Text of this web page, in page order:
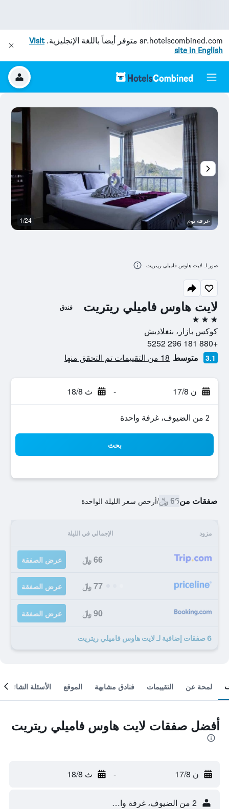
ar.hotelscombined.com متوفر أيضاً باللغة الإنجليزية.Visit
site in English
لايت هاوس فاميلي ريتريت فندق
3 نجوم
كوكس بازار، بنغلاديش
+880 181 296 5252
3.1 متوسط 18 من التقييمات تم التحقق منها
ن 17/8 - ث 18/8
2 من الضيوف، غرفة واحدة
بحث
صفقات من66 ﷼ /أرخص سعر الليلة الواحدة
مزود الإجمالي في الليلة
66 ﷼ عرض الصفقة
77 ﷼ عرض الصفقة
90 ﷼ عرض الصفقة
6 صفقات إضافية لـ لايت هاوس فاميلي ريتريت
غرفة نوم 1/24
صور لـ لايت هاوس فاميلي ريتريت
لمحة عن التقييمات فنادق مشابهة الموقع الأسئلة الشائعة
أفضل صفقات لايت هاوس فاميلي ريتريت
ن 17/8 - ث 18/8
2 من الضيوف، غرفة واحدة